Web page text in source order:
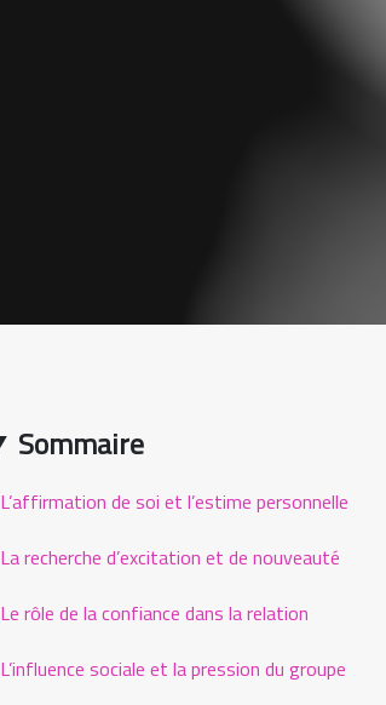
Sommaire
L’affirmation de soi et l’estime personnelle
La recherche d’excitation et de nouveauté
Le rôle de la confiance dans la relation
L’influence sociale et la pression du groupe